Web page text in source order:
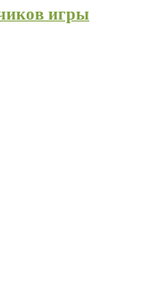
игры